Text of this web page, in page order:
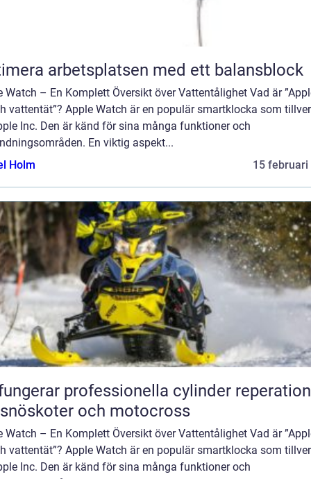
arbetsplatsen med ett balansblock
Watch – En Komplett Översikt över Vattentålighet Vad är
vattentät”? Apple Watch är en populär smartklocka som
Inc. Den är känd för sina många funktioner och
En viktig aspekt...
Holm
15 februari
professionella cylinder
och motocross
Watch – En Komplett Översikt över Vattentålighet Vad är
vattentät”? Apple Watch är en populär smartklocka som
Inc. Den är känd för sina många funktioner och